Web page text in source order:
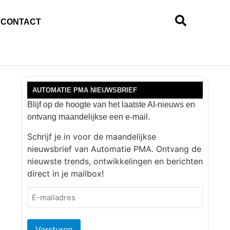
CONTACT
AUTOMATIE PMA NIEUWSBRIEF
Blijf op de hoogte van het laatste AI-nieuws en
ontvang maandelijkse een e-mail.
Schrijf je in voor de maandelijkse
nieuwsbrief van Automatie PMA. Ontvang de
nieuwste trends, ontwikkelingen en berichten
direct in je mailbox!
E-
mailadres
(Vereist)